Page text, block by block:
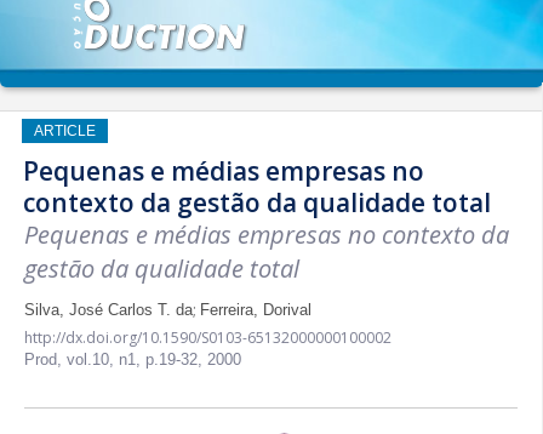
ARTICLE
Pequenas e médias empresas no
contexto da gestão da qualidade total
Pequenas e médias empresas no contexto da
gestão da qualidade total
Silva, José Carlos T. da; Ferreira, Dorival
http://dx.doi.org/10.1590/S0103-65132000000100002
Prod, vol.10, n1, p.19-32, 2000